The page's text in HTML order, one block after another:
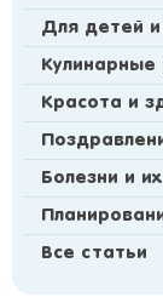
Для детей
Красота и
Болезни и
Все статьи